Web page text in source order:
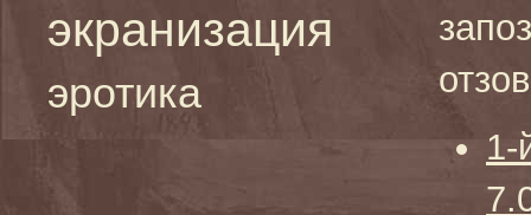
экранизация
эротика
1-